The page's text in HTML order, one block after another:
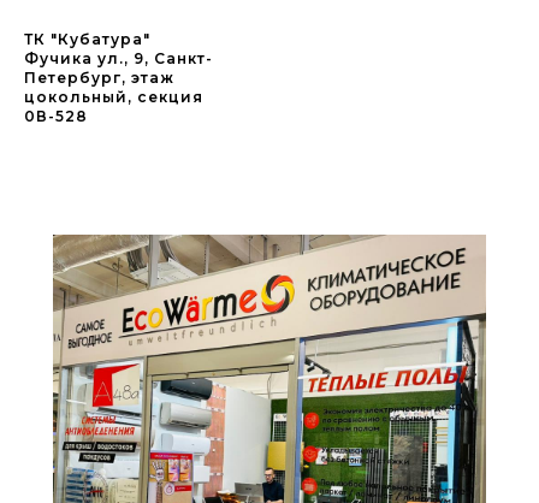
ТК "Кубатура"
Фучика ул., 9, Санкт-
Петербург, этаж
цокольный, секция
0В-528